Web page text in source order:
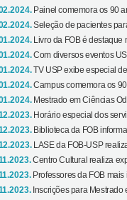
Painel comemora os 90
Seleção de pacientes
Livro da FOB é destaque
Com diversos eventos
TV USP exibe especial
Campus comemora os
Mestrado em Ciências
Horário especial dos
Biblioteca da FOB
LASE da FOB-USP
Centro Cultural realiza
Professores da FOB
Inscrições para